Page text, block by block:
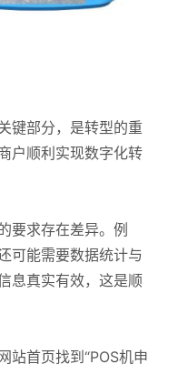
键部分，是转型的重
户顺利实现数字化转
要求存在差异。例
可能需要数据统计与
息真实有效，这是顺
站首页找到“POS机申